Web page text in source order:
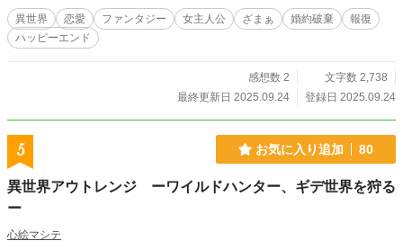
異世界 恋愛 ファンタジー 女主人公 ざまぁ 婚約破棄
報復
ハッピーエンド
感想数 2
文字数 2,738
最終更新日 2025.09.24
登録日 2025.09.24
5 お気に入り追加 80
異世界アウトレンジ ーワイルドハンター、ギデ世界を狩る
ー
心絵マシテ